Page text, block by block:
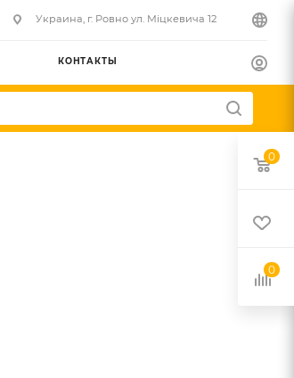
Украина, г. Ровно ул. Міцкевича 12
КОНТАКТЫ
0
0